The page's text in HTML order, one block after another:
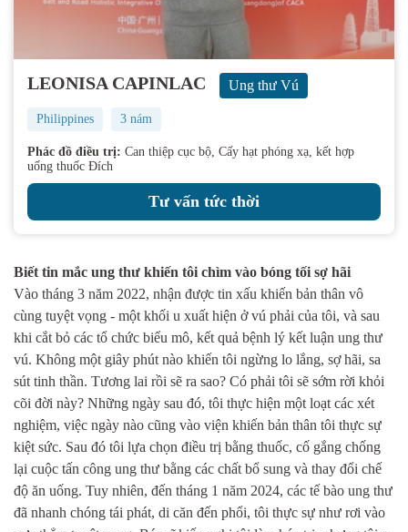
LEONISA CAPINLAC Ung thư Vú
Philippines 3 nám
Phác đồ điều trị: Can thiệp cục bộ, Cấy hạt phóng xạ, kết hợp
uống thuốc Đích
Tư vấn tức thời
Biết tin mắc ung thư khiến tôi chìm vào bóng tối sợ hãi
Vào tháng 3 năm 2022, nhận được tin xấu khiến bản thân vô
cùng tuyệt vọng - một khối u xuất hiện ở vú phải của tôi, và sau
khi cắt bỏ các tổ chức biểu mô, kết quả bệnh lý kết luận ung thư
vú. Không một giây phút nào khiến tôi ngừng lo lắng, sợ hãi, sa
sút tinh thần. Tương lai rồi sẽ ra sao? Có phải tôi sẽ sớm rời khỏi
cõi đời này? Những ngày sau đó, tôi thực hiện một loạt các xét
nghiệm, việc ngày nào cũng vào viện khiến bản thân tôi thực sự
kiệt sức. Sau đó tôi lựa chọn điều trị bằng thuốc, cố gắng chống
lại cuộc tấn công ung thư bằng các chất bổ sung và thay đổi chế
độ ăn uống. Tuy nhiên, đến tháng 1 năm 2024, các tế bào ung thư
đã nhanh chóng tái phát, di căn đến phổi, tôi thực sự như rơi vào